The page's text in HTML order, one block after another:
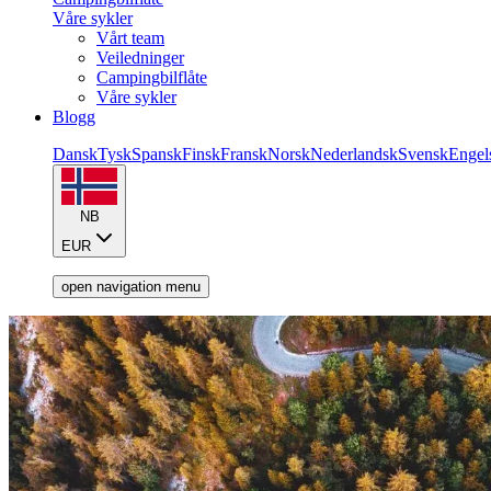
Våre sykler
Vårt team
Veiledninger
Campingbilflåte
Våre sykler
Blogg
DanskTyskSpanskFinskFranskNorskNederlandskSvensk
NB
EUR
open navigation menu